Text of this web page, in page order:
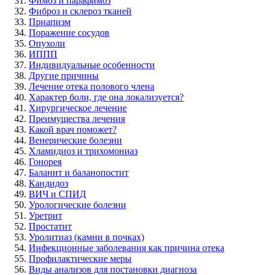
Фиброз и склероз тканей
Приапизм
Поражение сосудов
Опухоли
ИППП
Индивидуальные особенности
Другие причины
Лечение отека полового члена
Характер боли, где она локализуется?
Хирургическое лечение
Преимущества лечения
Какой врач поможет?
Венерические болезни
Хламидиоз и трихомониаз
Гонорея
Баланит и баланопостит
Кандидоз
ВИЧ и СПИД
Урологические болезни
Уретрит
Простатит
Уролитиаз (камни в почках)
Инфекционные заболевания как причина отека
Профилактические меры
Виды анализов для постановки диагноза